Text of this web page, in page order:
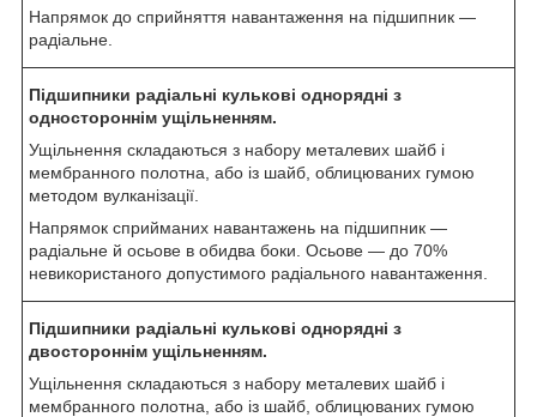
Напрямок до сприйняття навантаження на підшипник —
радіальне.
Підшипники радіальні кулькові однорядні з
одностороннім ущільненням.
Ущільнення складаються з набору металевих шайб і
мембранного полотна, або із шайб, облицюваних гумою
методом вулканізації.
Напрямок сприйманих навантажень на підшипник —
радіальне й осьове в обидва боки. Осьове — до 70%
невикористаного допустимого радіального навантаження.
Підшипники радіальні кулькові однорядні з
двостороннім ущільненням.
Ущільнення складаються з набору металевих шайб і
мембранного полотна, або із шайб, облицюваних гумою